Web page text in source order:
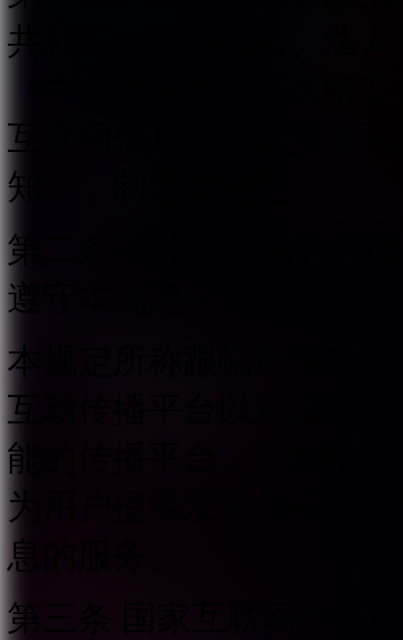
共利益，保护公民、法
互联网信息办公室负责
知》，制定本规定。
第二条 在中华人民共和
遵守本规定。
本规定所称跟帖评论服
互动传播平台以及其他
能的传播平台，以发帖
为用户提供发表文字、
息的服务。
第三条 国家互联网信息